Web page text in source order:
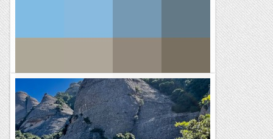
Rivert, Bosc de Salàs, Rivert
Ruta de 40' per visitar el poble i els voltants, 2 km. Es pot
allargar seguint un camí de marca de color...